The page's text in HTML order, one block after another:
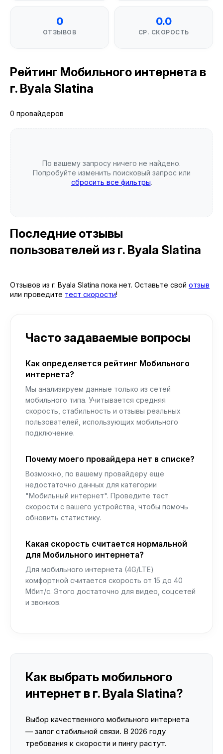
0
ОТЗЫВОВ
0.0
СР. СКОРОСТЬ
Рейтинг Мобильного интернета в
г. Byala Slatina
0 провайдеров
По вашему запросу ничего не найдено.
Попробуйте изменить поисковый запрос или
сбросить все фильтры.
Последние отзывы
пользователей из г. Byala Slatina
Отзывов из г. Byala Slatina пока нет. Оставьте свой отзыв
или проведите тест скорости!
Часто задаваемые вопросы
Как определяется рейтинг Мобильного
интернета?
Мы анализируем данные только из сетей
мобильного типа. Учитывается средняя
скорость, стабильность и отзывы реальных
пользователей, использующих мобильного
подключение.
Почему моего провайдера нет в списке?
Возможно, по вашему провайдеру еще
недостаточно данных для категории
"Мобильный интернет". Проведите тест
скорости с вашего устройства, чтобы помочь
обновить статистику.
Какая скорость считается нормальной
для Мобильного интернета?
Для мобильного интернета (4G/LTE)
комфортной считается скорость от 15 до 40
Мбит/с. Этого достаточно для видео, соцсетей
и звонков.
Как выбрать мобильного
интернет в г. Byala Slatina?
Выбор качественного мобильного интернета
— залог стабильной связи. В 2026 году
требования к скорости и пингу растут.